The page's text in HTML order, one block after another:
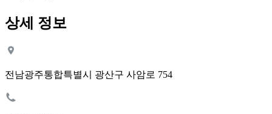
상세 정보
전남광주통합특별시 광산구 사암로 754